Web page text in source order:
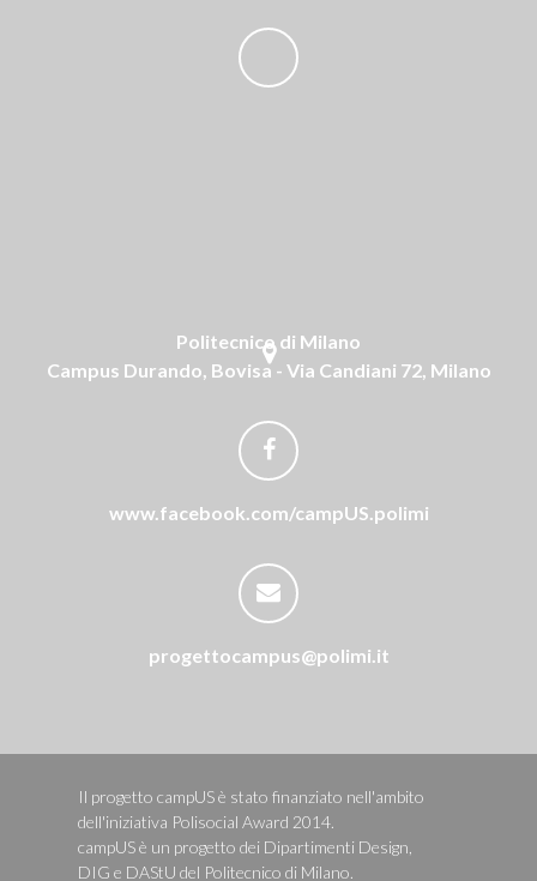
Politecnico di Milano
Campus Durando, Bovisa - Via Candiani 72, Milano
www.facebook.com/campUS.polimi
progettocampus@polimi.it
Il progetto campUS è stato finanziato nell'ambito
dell'iniziativa Polisocial Award 2014.
campUS è un progetto dei Dipartimenti Design,
DIG e DAStU del Politecnico di Milano.